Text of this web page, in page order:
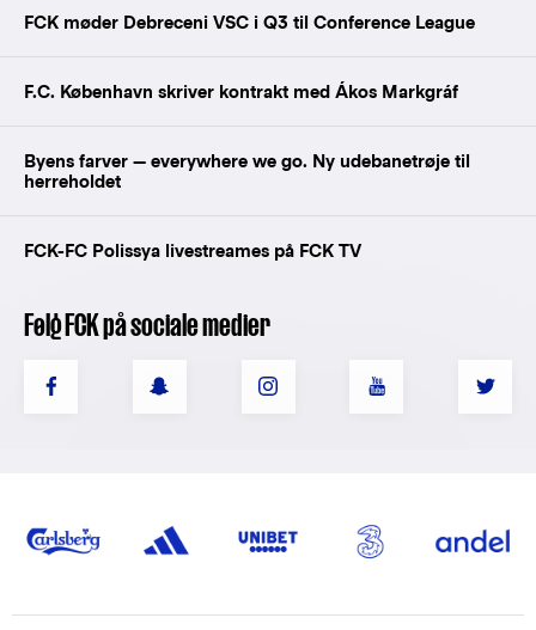
FCK møder Debreceni VSC i Q3 til Conference League
F.C. København skriver kontrakt med Ákos Markgráf
Byens farver — everywhere we go. Ny udebanetrøje til
herreholdet
FCK-FC Polissya livestreames på FCK TV
Følg FCK på sociale medier